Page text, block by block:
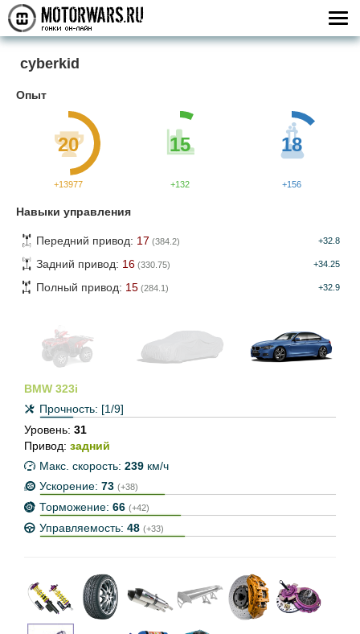
cyberkid
Опыт
20
+13977
15
+132
18
+156
Навыки управления
Передний привод: 17 (384.2) +32.8
Задний привод: 16 (330.75) +34.25
Полный привод: 15 (284.1) +32.9
BMW 323i
Прочность: [1/9]
Уровень: 31
Привод: задний
Макс. скорость: 239 км/ч
Ускорение: 73 (+38)
Торможение: 66 (+42)
Управляемость: 48 (+33)